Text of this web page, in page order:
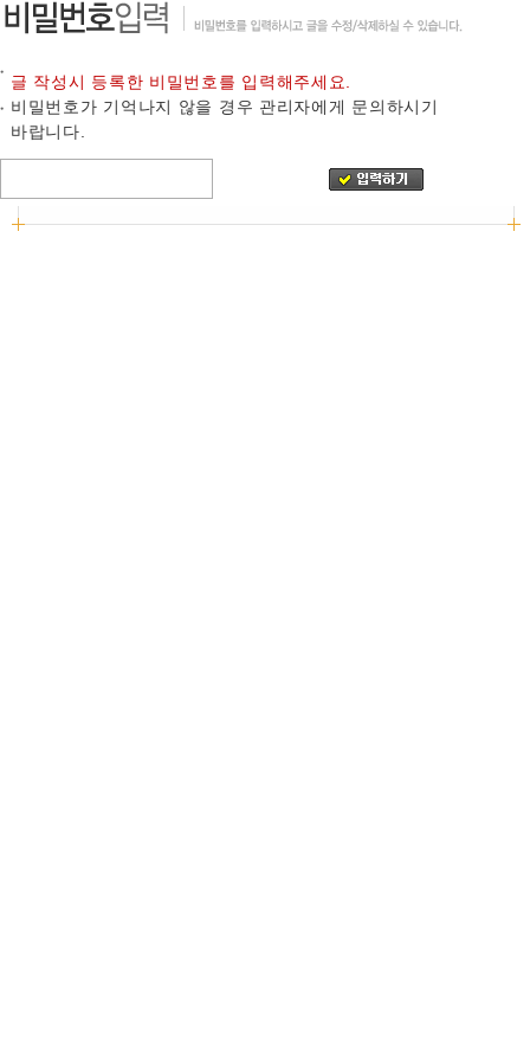
글 작성시 등록한 비밀번호를 입력해주세요.
비밀번호가 기억나지 않을 경우 관리자에게 문의하시기
바랍니다.